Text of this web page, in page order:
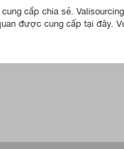
cấp chia sẻ.
được cung cấp tại đây.